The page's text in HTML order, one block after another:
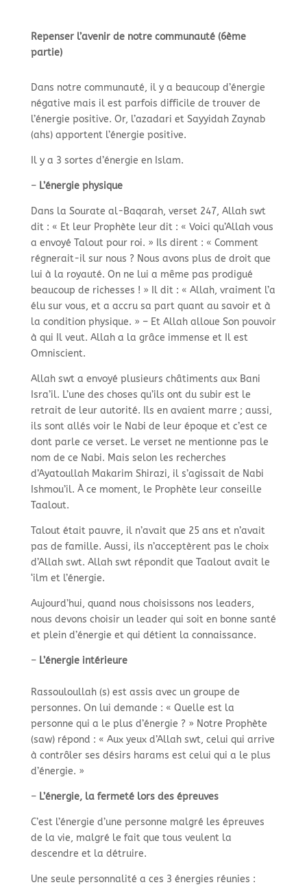
Repenser l’avenir de notre communauté (6ème
partie)
Dans notre communauté, il y a beaucoup d’énergie
négative mais il est parfois difficile de trouver de
l’énergie positive. Or, l’azadari et Sayyidah Zaynab
(ahs) apportent l’énergie positive.
Il y a 3 sortes d’énergie en Islam.
– L’énergie physique
Dans la Sourate al-Baqarah, verset 247, Allah swt
dit : « Et leur Prophète leur dit : « Voici qu’Allah vous
a envoyé Talout pour roi. » Ils dirent : « Comment
régnerait-il sur nous ? Nous avons plus de droit que
lui à la royauté. On ne lui a même pas prodigué
beaucoup de richesses ! » Il dit : « Allah, vraiment l’a
élu sur vous, et a accru sa part quant au savoir et à
la condition physique. » – Et Allah alloue Son pouvoir
à qui Il veut. Allah a la grâce immense et Il est
Omniscient.
Allah swt a envoyé plusieurs châtiments aux Bani
Isra’il. L’une des choses qu’ils ont du subir est le
retrait de leur autorité. Ils en avaient marre ; aussi,
ils sont allés voir le Nabi de leur époque et c’est ce
dont parle ce verset. Le verset ne mentionne pas le
nom de ce Nabi. Mais selon les recherches
d’Ayatoullah Makarim Shirazi, il s’agissait de Nabi
Ishmou’il. À ce moment, le Prophète leur conseille
Taalout.
Talout était pauvre, il n’avait que 25 ans et n’avait
pas de famille. Aussi, ils n’acceptèrent pas le choix
d’Allah swt. Allah swt répondit que Taalout avait le
‘ilm et l’énergie.
Aujourd’hui, quand nous choisissons nos leaders,
nous devons choisir un leader qui soit en bonne santé
et plein d’énergie et qui détient la connaissance.
–L’énergie intérieure
Rassouloullah (s) est assis avec un groupe de
personnes. On lui demande : « Quelle est la
personne qui a le plus d’énergie ? » Notre Prophète
(saw) répond : « Aux yeux d’Allah swt, celui qui arrive
à contrôler ses désirs harams est celui qui a le plus
d’énergie. »
–L’énergie, la fermeté lors des épreuves
C’est l’énergie d’une personne malgré les épreuves
de la vie, malgré le fait que tous veulent la
descendre et la détruire.
Une seule personnalité a ces 3 énergies réunies :